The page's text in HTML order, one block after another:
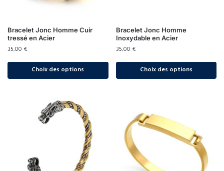
Bracelet Jonc Homme Cuir
tressé en Acier
35,00 €
Choix des options
Bracelet Jonc Homme
Inoxydable en Acier
35,00 €
Choix des options